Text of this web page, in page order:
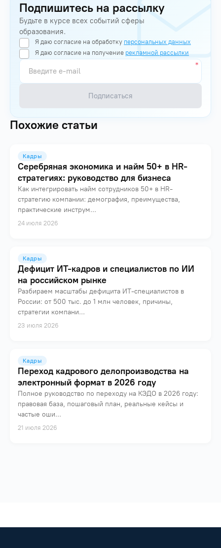
Подпишитесь на рассылку
Будьте в курсе всех событий сферы
образования.
Я даю согласие на обработку персональных данных
Я даю согласие на получение рекламной рассылки
Подписаться
Похожие статьи
Кадры
Серебряная экономика и найм 50+ в HR-
стратегиях: руководство для бизнеса
Как интегрировать найм сотрудников 50+ в HR-
стратегию компании: демография, преимущества,
практические инструм...
24 июля 2026
Кадры
Дефицит ИТ-кадров и специалистов по ИИ
на российском рынке
Разбираем масштабы дефицита ИТ-специалистов в
России: от 500 тыс. до 1 млн человек, причины,
стратегии компани...
23 июля 2026
Кадры
Переход кадрового делопроизводства на
электронный формат в 2026 году
Полное руководство по переходу на КЭДО в 2026 году:
правовая база, пошаговый план, реальные кейсы и
частые оши...
21 июля 2026